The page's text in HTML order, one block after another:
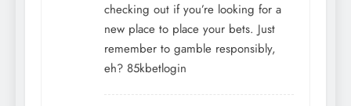
checking out if you’re looking for a
new place to place your bets. Just
remember to gamble responsibly,
eh? 85kbetlogin